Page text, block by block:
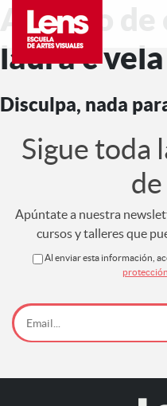
Archivo de
laura c vela
Disculpa, nada
Sigue toda
Apúntate a nuestra
cursos y talleres que
Al enviar esta información,